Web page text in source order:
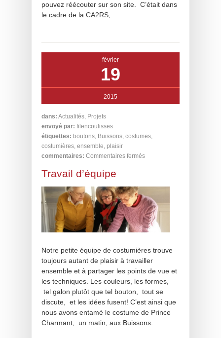
pouvez réécouter sur son site. C’était dans
le cadre de la CA2RS,
février
19
2015
dans: Actualités, Projets
envoyé par: filencoulisses
étiquettes: boutons, Buissons, costumes,
costumières, ensemble, plaisir
commentaires: Commentaires fermés
Travail d’équipe
Notre petite équipe de costumières trouve
toujours autant de plaisir à travailler
ensemble et à partager les points de vue et
les techniques. Les couleurs, les formes,
tel galon plutôt que tel bouton, tout se
discute, et les idées fusent! C’est ainsi que
nous avons entamé le costume de Prince
Charmant, un matin, aux Buissons.